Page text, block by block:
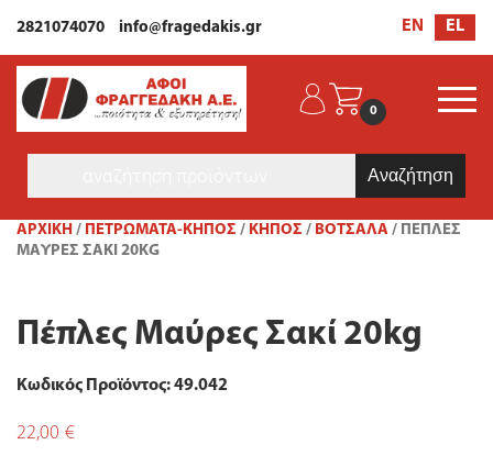
2821074070 info@fragedakis.gr EN EL
0
ΑΡΧΙΚΉ / ΠΕΤΡΩΜΑΤΑ-ΚΗΠΟΣ / ΚΉΠΟΣ / ΒΌΤΣΑΛΑ / ΠΈΠΛΕΣ
ΜΑΎΡΕΣ ΣΑΚΊ 20KG
Πέπλες Μαύρες Σακί 20kg
Κωδικός Προϊόντος: 49.042
22,00 €